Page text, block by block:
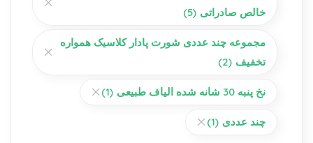
خالص صادراتی (5)
مجموعه چند عددی شورت پادار کلاسیک همواره
تخفیف (2)
نخ پنبه 30 شانه شده الیاف طبیعی (1)
چند عددی (1)